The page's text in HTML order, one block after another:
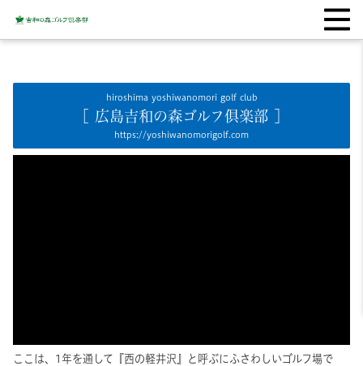
hiroshima yoshiwanomori golf club
［ 広島吉和の森ゴルフ俱楽部 ］
https://yoshiwanomorigolf.com
ここは、1年を通して『西の軽井沢』と呼ぶにふさわしいゴルフ場で